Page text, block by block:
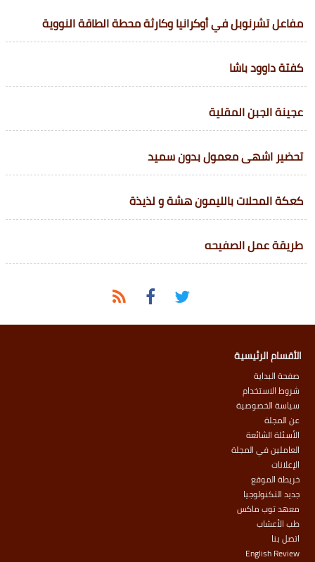
مفاعل تشرنوبل في أوكرانيا وكارثة محطة الطاقة النووية
كفتة داوود باشا
عجينة الجبن المقلية
تحضير اشهى معمول بدون سميد
كعكة المحلات بالليمون هشة و لذيذة
طريقة عمل الصفيحه
الأقسام الرئيسية
صفحة البداية
شروط الاستخدام
سياسة الخصوصية
عن المجلة
الأسئلة الشائعة
العاملين في المجلة
الإعلانات
خريطة الموقع
جديد التكنولوجيا
معهد توب ماكس
طب الأعشاب
اتصل بنا
English Review